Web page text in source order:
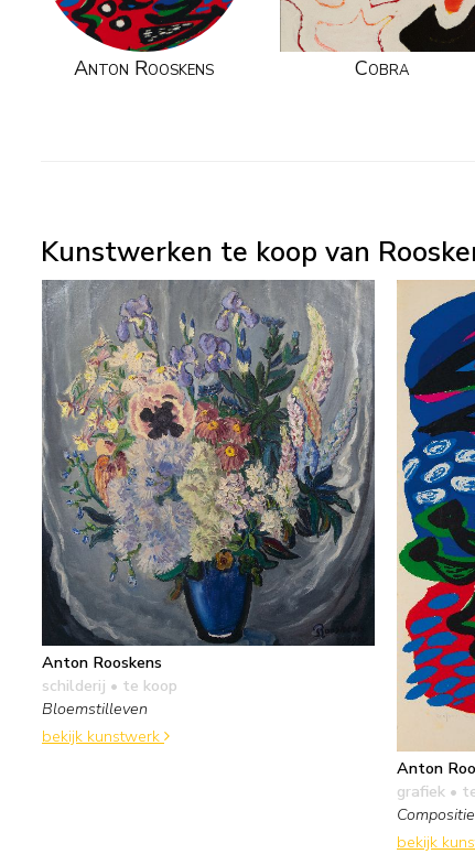
Anton Rooskens Cobra
Kunstwerken te koop van
Anton Rooskens
schilderij • te koop
Bloemstilleven
bekijk kunstwerk
Anton
grafiek •
Compositie
bekijk